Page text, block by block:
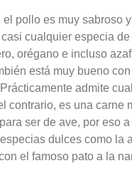
el pollo es muy sabroso
cualquier especia
orégano e incluso
está muy bueno
admite
contrario, es una carne
ser de ave, por eso
dulces como la
el famoso pato a la